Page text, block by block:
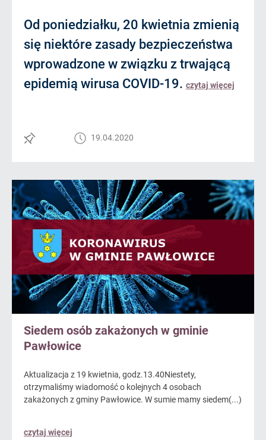
Od poniedziałku, 20 kwietnia zmienią
się niektóre zasady bezpieczeństwa
wprowadzone w związku z trwającą
epidemią wirusa COVID-19. czytaj więcej
19.04.2020
Siedem osób zakażonych w gminie
Pawłowice
Aktualizacja z 19 kwietnia, godz.13.40Niestety,
otrzymaliśmy wiadomość o kolejnych 4 osobach
zakażonych z gminy Pawłowice. W sumie mamy siedem(...)
czytaj więcej